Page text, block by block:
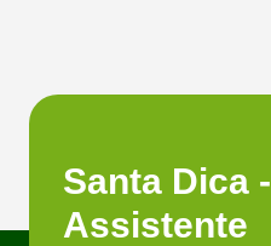
Santa Dica -
Assistente